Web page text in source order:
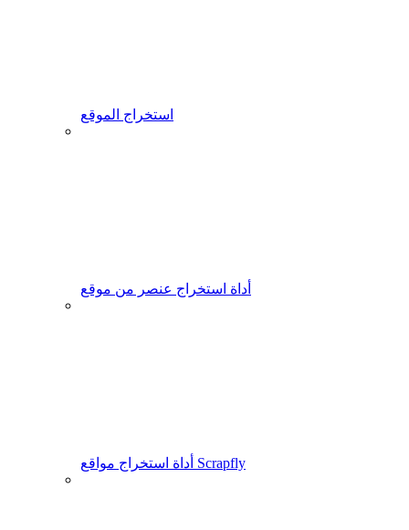
استخراج الموقع
أداة استخراج عنصر من موقع
أداة استخراج مواقع Scrapfly